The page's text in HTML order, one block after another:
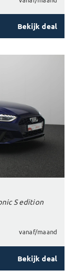
Bekijk deal
S edition
vanaf/maand
Bekijk deal